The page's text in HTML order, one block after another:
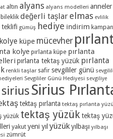
altın alyans alyans modelleri anneler
bileklik değerli taşlar elmas evlilik
teklifi gümüş hediye indirim
kolye küpe mücevher
kolye pırlanta küpe pırlanta
pırlanta tektaş yüzük pırlanta
renkli taşlar safir sevgililer günü
Sevgililer Günü Hediyesi sevgiliye
siriusSirius
tektaş pırlanta tektaş pırlanta
yüzük tektaş yüzük tektaş
yakut yeni yıl yüzük yılbaşı yılbaşı
zümrüt